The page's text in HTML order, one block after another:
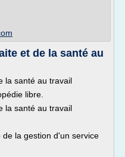
et de la santé au
la santé au travail
libre.
la santé au travail
la gestion d'un service